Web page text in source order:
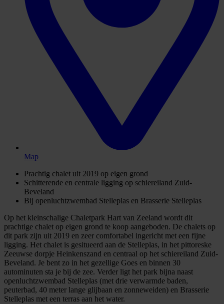
Map
Prachtig chalet uit 2019 op eigen grond
Schitterende en centrale ligging op schiereiland Zuid-
Beveland
Bij openluchtzwembad Stelleplas en Brasserie Stelleplas
Op het kleinschalige Chaletpark Hart van Zeeland wordt dit
prachtige chalet op eigen grond te koop aangeboden. De chalets op
dit park zijn uit 2019 en zeer comfortabel ingericht met een fijne
ligging. Het chalet is gesitueerd aan de Stelleplas, in het pittoreske
Zeeuwse dorpje Heinkenszand en centraal op het schiereiland Zuid-
Beveland. Je bent zo in het gezellige Goes en binnen 30
autominuten sta je bij de zee. Verder ligt het park bijna naast
openluchtzwembad Stelleplas (met drie verwarmde baden,
peuterbad, 40 meter lange glijbaan en zonneweiden) en Brasserie
Stelleplas met een terras aan het water.